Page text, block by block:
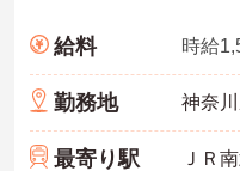
給料 時給
勤務地
最寄り駅